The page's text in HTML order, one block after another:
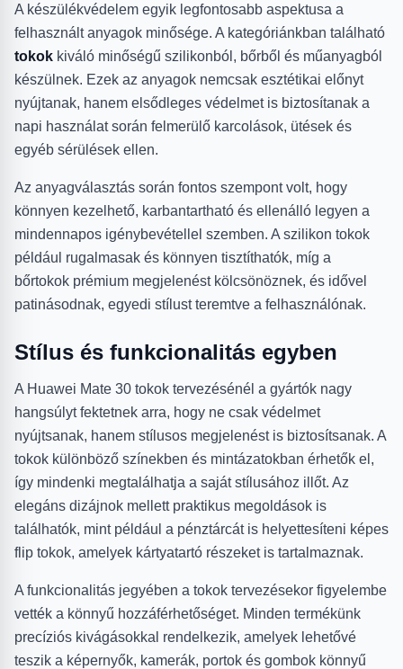
A készülékvédelem egyik legfontosabb aspektusa a
felhasznált anyagok minősége. A kategóriánkban található
tokok kiváló minőségű szilikonból, bőrből és műanyagból
készülnek. Ezek az anyagok nemcsak esztétikai előnyt
nyújtanak, hanem elsődleges védelmet is biztosítanak a
napi használat során felmerülő karcolások, ütések és
egyéb sérülések ellen.
Az anyagválasztás során fontos szempont volt, hogy
könnyen kezelhető, karbantartható és ellenálló legyen a
mindennapos igénybevétellel szemben. A szilikon tokok
például rugalmasak és könnyen tisztíthatók, míg a
bőrtokok prémium megjelenést kölcsönöznek, és idővel
patinásodnak, egyedi stílust teremtve a felhasználónak.
Stílus és funkcionalitás egyben
A Huawei Mate 30 tokok tervezésénél a gyártók nagy
hangsúlyt fektetnek arra, hogy ne csak védelmet
nyújtsanak, hanem stílusos megjelenést is biztosítsanak. A
tokok különböző színekben és mintázatokban érhetők el,
így mindenki megtalálhatja a saját stílusához illőt. Az
elegáns dizájnok mellett praktikus megoldások is
találhatók, mint például a pénztárcát is helyettesíteni képes
flip tokok, amelyek kártyatartó részeket is tartalmaznak.
A funkcionalitás jegyében a tokok tervezésekor figyelembe
vették a könnyű hozzáférhetőséget. Minden termékünk
precíziós kivágásokkal rendelkezik, amelyek lehetővé
teszik a képernyők, kamerák, portok és gombok könnyű